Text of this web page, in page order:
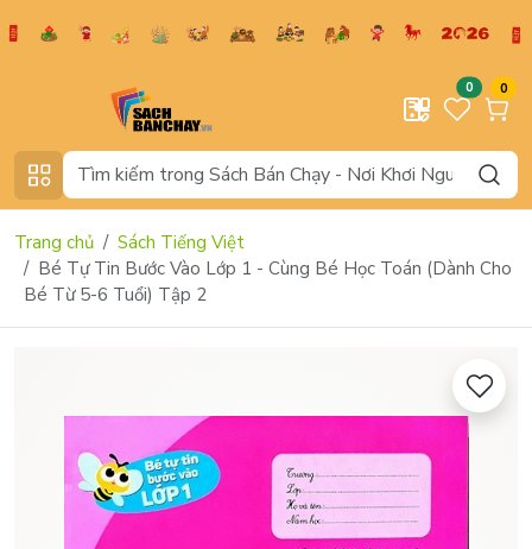
0 0
Trang chủ
Sách Tiếng Việt
Bé Tự Tin Bước Vào Lớp 1 - Cùng Bé Học Toán (Dành Cho
Bé Từ 5-6 Tuổi) Tập 2